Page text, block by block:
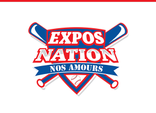
Passer
contenu